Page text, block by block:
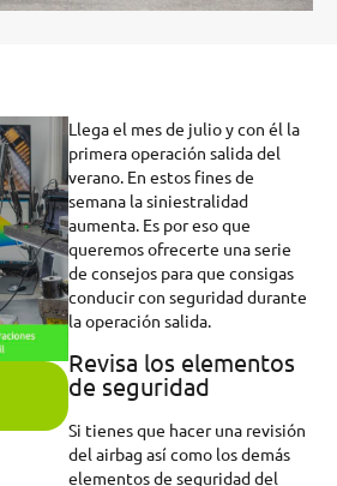
Llega el mes de julio y con él la
primera operación salida del
verano. En estos fines de
semana la siniestralidad
aumenta. Es por eso que
queremos ofrecerte una serie
de consejos para que consigas
conducir con seguridad durante
la operación salida.
Revisa los elementos
de seguridad
Si tienes que hacer una revisión
del airbag así como los demás
elementos de seguridad del